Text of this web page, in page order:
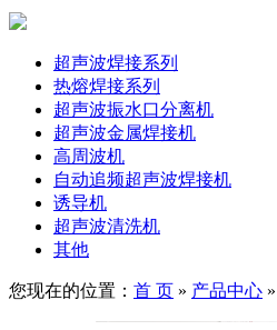
超声波焊接系列
热熔焊接系列
超声波振水口分离机
超声波金属焊接机
高周波机
自动追频超声波焊接机
诱导机
超声波清洗机
其他
您现在的位置： 首 页 » 产品中心 »